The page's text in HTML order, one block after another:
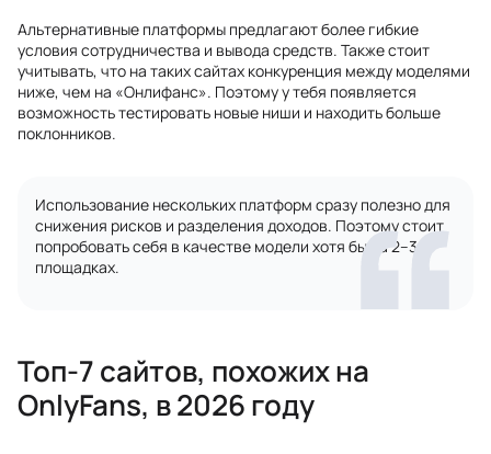
Альтернативные платформы предлагают более гибкие
условия сотрудничества и вывода средств. Также стоит
учитывать, что на таких сайтах конкуренция между моделями
ниже, чем на «Онлифанс». Поэтому у тебя появляется
возможность тестировать новые ниши и находить больше
поклонников.
Использование нескольких платформ сразу полезно для
снижения рисков и разделения доходов. Поэтому стоит
попробовать себя в качестве модели хотя бы на 2–3
площадках.
Топ-7 сайтов, похожих на
OnlyFans, в 2026 году